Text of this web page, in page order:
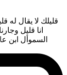
قليلك لا يقال له
انا قليل
السموأل ابن